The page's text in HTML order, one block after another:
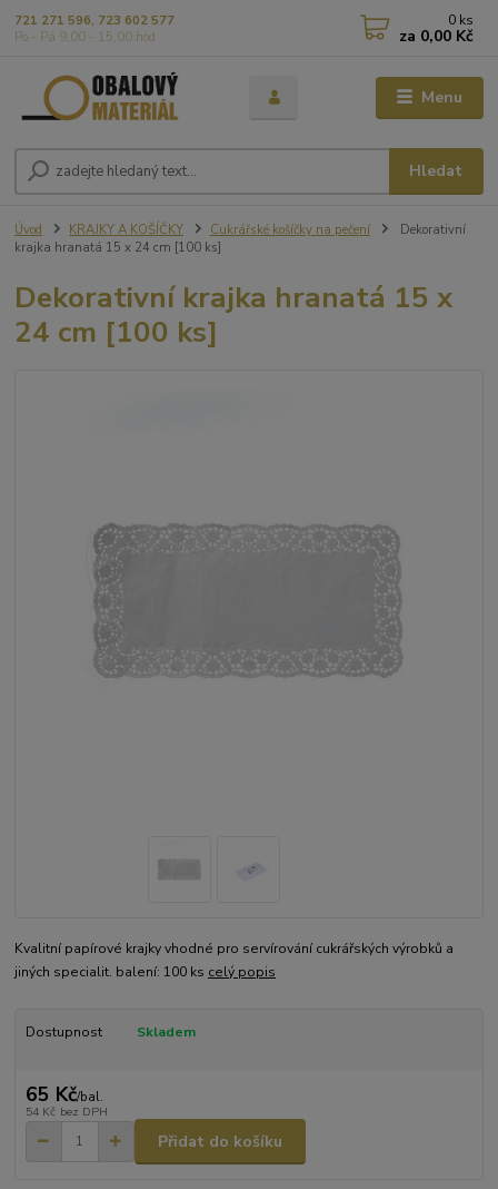
Menu
Hledat
721 271 596, 723 602 577
Po - Pá 9,00 - 15,00 hod
0 ks
za 0,00 Kč
Úvod KRAJKY A KOŠÍČKY Cukrářské košíčky na pečení
Dekorativní
krajka hranatá 15 x 24 cm [100 ks]
Dekorativní krajka hranatá 15 x
24 cm [100 ks]
Kvalitní papírové krajky vhodné pro servírování cukrářských výrobků a
jiných specialit. balení: 100 ks celý popis
Dostupnost Skladem
65 Kč/bal.
54 Kč bez DPH
Přidat do košíku